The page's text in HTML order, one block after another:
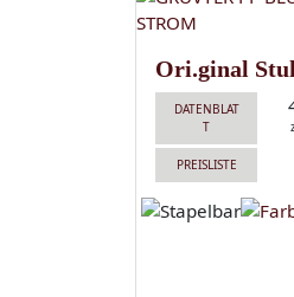
Ori.ginal
DATENBLAT
T
PREISLISTE